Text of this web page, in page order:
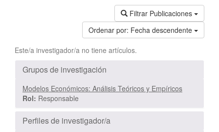
Filtrar Publicaciones
Ordenar por: Fecha descendente
Este/a investigador/a no tiene artículos.
Grupos de investigación
Modelos Económicos: Análisis Teóricos y Empíricos
Rol: Responsable
Perfiles de investigador/a